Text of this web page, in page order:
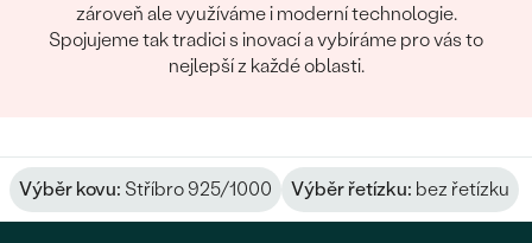
zároveň ale využíváme i moderní technologie.
Spojujeme tak tradici s inovací a vybíráme pro vás to
nejlepší z každé oblasti.
Výběr kovu: Stříbro 925/1000 Výběr řetízku: bez řetízku